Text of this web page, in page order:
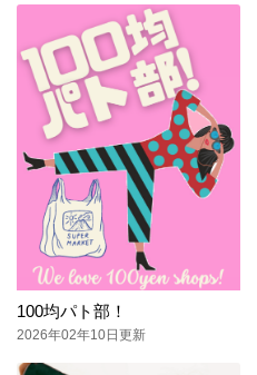
100均パト部！
2026年02年10日更新